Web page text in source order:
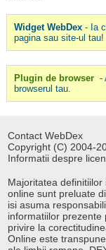
Widget WebDex- Ia
pagina sau site-ul tau!
Plugin de browser -
browserul tau.
Contact WebDex
Copyright (C) 2004-
Informatii despre
Majoritatea
online sunt preluate
isi asuma
informatiilor prezente
privire la
Online este